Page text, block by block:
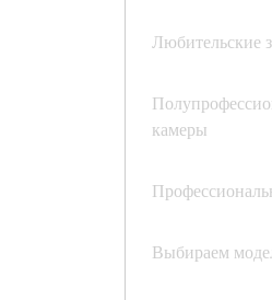
Любительские
камеры
Выбираем